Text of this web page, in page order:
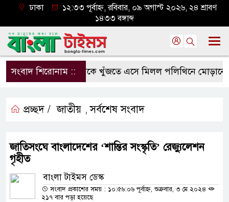
ঢাকা
১২:৩৩ পূর্বাহ্ন, রবিবার, ০৯ অগাস্ট ২০২৬, ২৪ শ্রাবণ
১৪৩৩ বঙ্গাব্দ
সংবাদ শিরোনাম ::মাকে খুঁজতে এসে মিলল পলিথিনে মোড়ানো
প্রচ্ছদ / জাতীয় ,সর্বশেষ সংবাদ
জাতিসংঘে বাংলাদেশের ‘শান্তির সংস্কৃতি’ রেজ্যুলেশন
গৃহীত
বাংলা টাইমস ডেস্ক
সংবাদ প্রকাশের সময় : ১০:৫৬:০৬ পূর্বাহ্ন, শুক্রবার, ৩ মে ২০২৪
২১৭ বার পড়া হয়েছে